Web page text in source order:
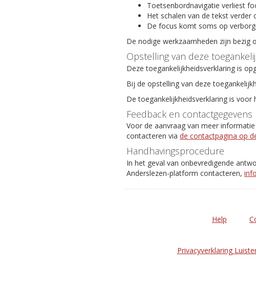
Toetsenbordnavigatie verliest
Het schalen van de tekst verder
De focus komt soms op
De nodige werkzaamheden zijn
Opstelling van deze
Deze toegankelijkheidsverklaring is
Bij de opstelling van deze
De toegankelijkheidsverklaring is
Feedback en contactgegevens
Voor de aanvraag van meer
contacteren via de contactpagina op
Handhavingsprocedure
In het geval van onbevredigende
Anderslezen-platform contacteren,
Help
Privacyverklaring